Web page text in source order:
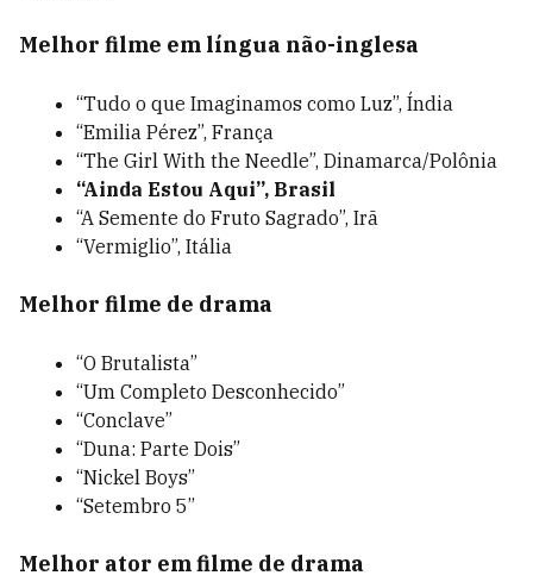
Melhor filme em língua não-inglesa
“Tudo o que Imaginamos como Luz”, Índia
“Emilia Pérez”, França
“The Girl With the Needle”, Dinamarca/Polônia
“Ainda Estou Aqui”, Brasil
“A Semente do Fruto Sagrado”, Irã
“Vermiglio”, Itália
Melhor filme de drama
“O Brutalista”
“Um Completo Desconhecido”
“Conclave”
“Duna: Parte Dois”
“Nickel Boys”
“Setembro 5”
Melhor ator em filme de drama